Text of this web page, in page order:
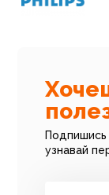
Подпишись
узнавай